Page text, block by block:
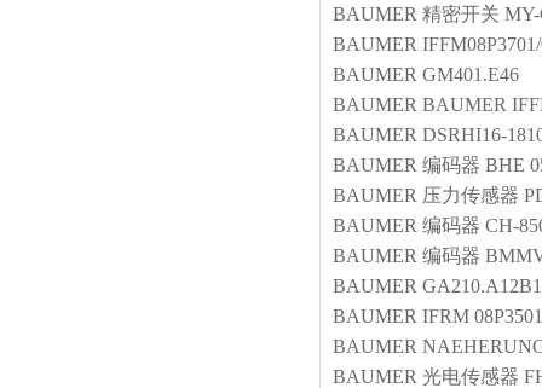
BAUMER 精密开关 MY-
BAUMER
BAUMER GM401.E46
BAUMER BAUMER
BAUMER DSRHI16-
BAUMER 编码器 BHE
BAUMER 压力传感器
BAUMER 编码器 CH-
BAUMER 编码器
BAUMER
BAUMER IFRM
BAUMER
BAUMER 光电传感器